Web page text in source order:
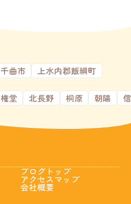
千曲市
上水内郡飯綱町
権堂 北長野 桐原 朝陽
ブログトップ
アクセスマップ
会社概要